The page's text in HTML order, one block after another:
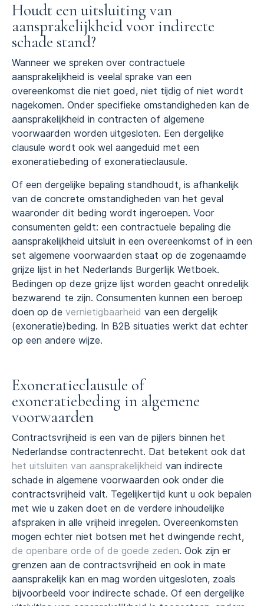
Houdt een uitsluiting van
aansprakelijkheid voor indirecte
schade stand?
Wanneer we spreken over contractuele
aansprakelijkheid is veelal sprake van een
overeenkomst die niet goed, niet tijdig of niet wordt
nagekomen. Onder specifieke omstandigheden kan de
aansprakelijkheid in contracten of algemene
voorwaarden worden uitgesloten. Een dergelijke
clausule wordt ook wel aangeduid met een
exoneratiebeding of exoneratieclausule.
Of een dergelijke bepaling standhoudt, is afhankelijk
van de concrete omstandigheden van het geval
waaronder dit beding wordt ingeroepen. Voor
consumenten geldt: een contractuele bepaling die
aansprakelijkheid uitsluit in een overeenkomst of in een
set algemene voorwaarden staat op de zogenaamde
grijze lijst in het Nederlands Burgerlijk Wetboek.
Bedingen op deze grijze lijst worden geacht onredelijk
bezwarend te zijn. Consumenten kunnen een beroep
doen op de vernietigbaarheid van een dergelijk
(exoneratie)beding. In B2B situaties werkt dat echter
op een andere wijze.
Exoneratieclausule of
exoneratiebeding in algemene
voorwaarden
Contractsvrijheid is een van de pijlers binnen het
Nederlandse contractenrecht. Dat betekent ook dat
het uitsluiten van aansprakelijkheid van indirecte
schade in algemene voorwaarden ook onder die
contractsvrijheid valt. Tegelijkertijd kunt u ook bepalen
met wie u zaken doet en de verdere inhoudelijke
afspraken in alle vrijheid inregelen. Overeenkomsten
mogen echter niet botsen met het dwingende recht,
de openbare orde of de goede zeden. Ook zijn er
grenzen aan de contractsvrijheid en ook in mate
aansprakelijk kan en mag worden uitgesloten, zoals
bijvoorbeeld voor indirecte schade. Of een dergelijke